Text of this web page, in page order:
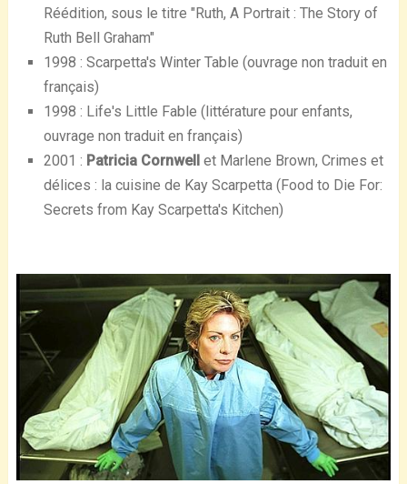
Réédition, sous le titre "Ruth, A Portrait : The Story of
Ruth Bell Graham"
1998 : Scarpetta's Winter Table (ouvrage non traduit en
français)
1998 : Life's Little Fable (littérature pour enfants,
ouvrage non traduit en français)
2001 : Patricia Cornwellet Marlene Brown, Crimes et
délices : la cuisine de Kay Scarpetta (Food to Die For:
Secrets from Kay Scarpetta's Kitchen)